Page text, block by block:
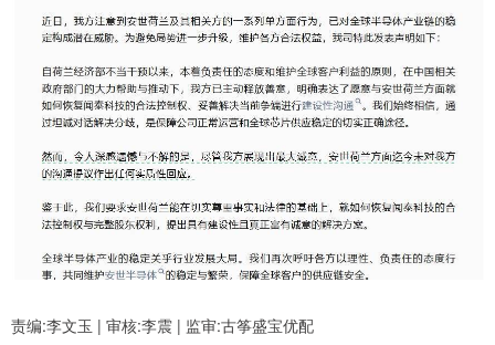
责编:李文玉 | 审核:李震 | 监审:古筝盛宝优配